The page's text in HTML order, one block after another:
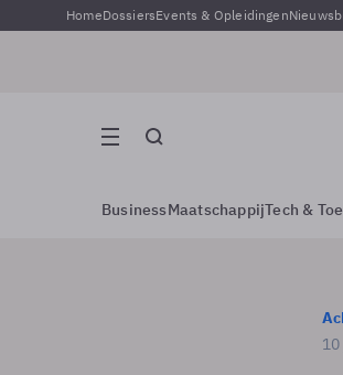
HomeDossiersEvents & Opleidingen
BusinessMaatschappijTech &